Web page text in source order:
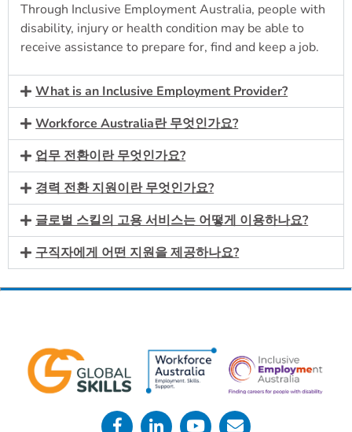
Through Inclusive Employment Australia, people with
disability, injury or health condition may be able to
receive assistance to prepare for, find and keep a job.
What is an Inclusive Employment Provider?
Workforce Australia란 무엇인가요?
업무 전환이란 무엇인가요?
경력 전환 지원이란 무엇인가요?
글로벌 스킬의 고용 서비스는 어떻게 이용하나요?
구직자에게 어떤 지원을 제공하나요?